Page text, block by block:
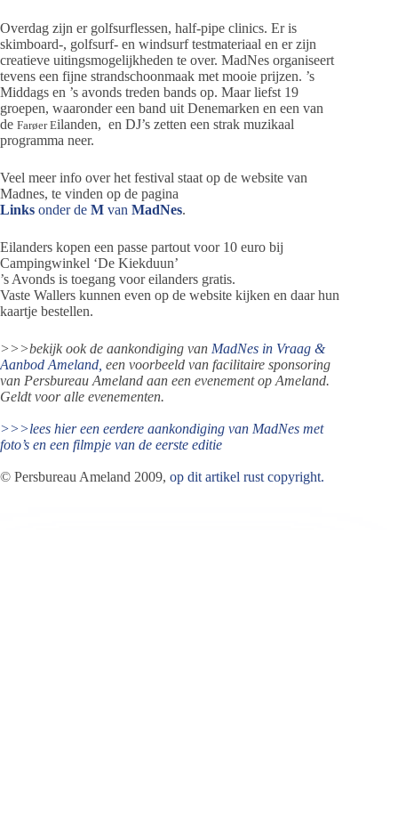
Overdag zijn er golfsurflessen, half-pipe clinics. Er is
skimboard-, golfsurf- en windsurf testmateriaal en er zijn
creatieve uitingsmogelijkheden te over. MadNes organiseert
tevens een fijne strandschoonmaak met mooie prijzen. ’s
Middags en ’s avonds treden bands op. Maar liefst 19
groepen, waaronder een band uit Denemarken en een van
de Farøer Eilanden, en DJ’s zetten een strak muzikaal
programma neer.
Veel meer info over het festival staat op de website van
Madnes, te vinden op de pagina
Links onder de M van MadNes.
Eilanders kopen een passe partout voor 10 euro bij
Campingwinkel ‘De Kiekduun’
’s Avonds is toegang voor eilanders gratis.
Vaste Wallers kunnen even op de website kijken en daar hun
kaartje bestellen.
>>>bekijk ook de aankondiging van MadNes in Vraag &
Aanbod Ameland, een voorbeeld van facilitaire sponsoring
van Persbureau Ameland aan een evenement op Ameland.
Geldt voor alle evenementen.
>>>lees hier een eerdere aankondiging van MadNes met
foto’s en een filmpje van de eerste editie
© Persbureau Ameland 2009, op dit artikel rust copyright.